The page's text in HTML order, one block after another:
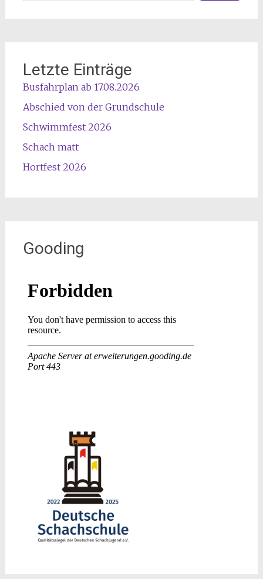
Letzte Einträge
Busfahrplan ab 17.08.2026
Abschied von der Grundschule
Schwimmfest 2026
Schach matt
Hortfest 2026
Gooding